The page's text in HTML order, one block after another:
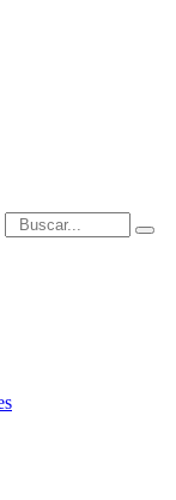
Introduce términos de